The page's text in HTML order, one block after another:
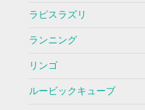
ラピスラズリ
ランニング
リンゴ
ルービックキューブ